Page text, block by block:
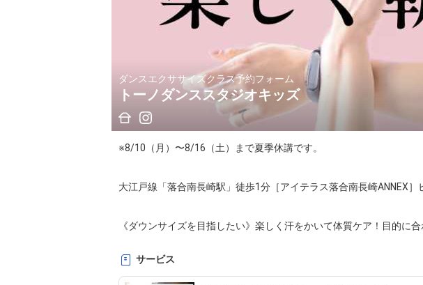
ダンスエクササイズクラス予約フォーム
トーノダンススタジオキッズ
※8/10（月）〜8/16（土）まで夏季休講です。
大江戸線「落合南長崎駅」徒歩1分［アイテラス落合南長崎ANNEX］
《ダウンサイズを目指したい》楽しく汗をかいて体質ケア！目的に
とめて完結！ダンスやピラティス、バレエ、K-POPのダンスエクサ
日を健康的に過ごしましょう
サービス